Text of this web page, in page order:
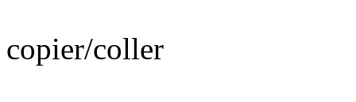
copier/coller